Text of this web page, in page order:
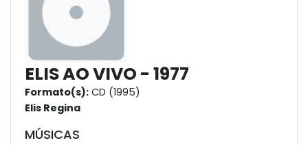
ELIS AO VIVO - 1977
Formato(s): CD (1995)
Elis Regina
MÚSICAS